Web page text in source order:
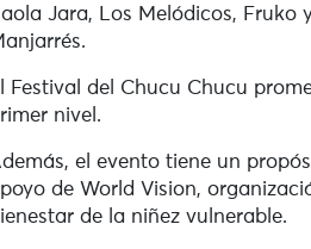
Jara, Los Melódicos, Fruko
.
Festival del Chucu Chucu
nivel.
el evento tiene un
de World Vision,
de la niñez vulnerable.